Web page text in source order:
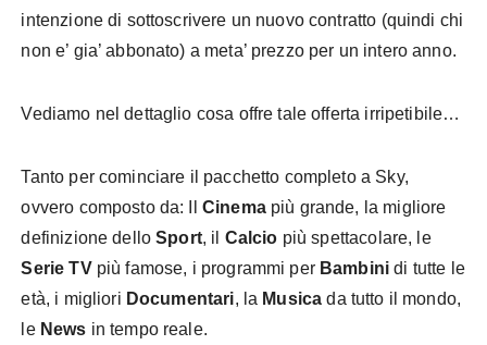
intenzione di sottoscrivere un nuovo contratto (quindi chi
non e’ gia’ abbonato) a meta’ prezzo per un intero anno.
Vediamo nel dettaglio cosa offre tale offerta irripetibile…
Tanto per cominciare il pacchetto completo a Sky,
ovvero composto da: Il Cinemapiù grande, la migliore
definizione delloSport, il Calcio più spettacolare, le
Serie TVpiù famose, i programmi per Bambini di tutte le
età, i migliori Documentari, la Musica da tutto il mondo,
le News in tempo reale.